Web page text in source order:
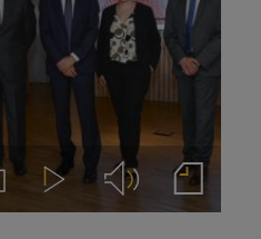
Videos Audios Notas de prensa